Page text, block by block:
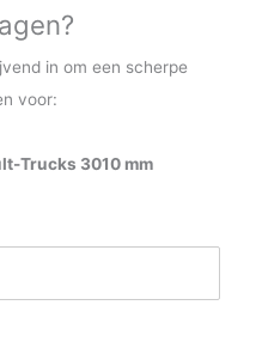
in om een scherpe
voor:
Trucks 3010 mm